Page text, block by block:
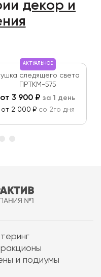
декор и
АКТУАЛЬНОЕ
следящего света
ПРТКМ-575
от 3 900 ₽ за 1 день
от 2 000 ₽ со 2го дня
и подиумы